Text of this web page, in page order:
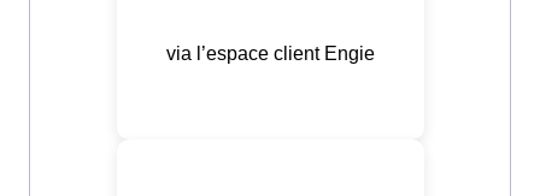
via l’espace client Engie